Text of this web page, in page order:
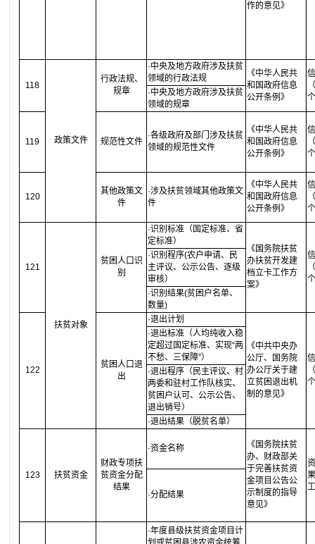
作的意见》
118
政策文件
行政法规、
规章
·中央及地方政府涉及扶贫
领域的行政法规
《中华人民共
和国政府信息
公开条例》
·中央及地方政府涉及扶贫
领域的规章
119 规范性文件
·各级政府及部门涉及扶贫
领域的规范性文件
《中华人民共
和国政府信息
公开条例》
120
其他政策文
件
·涉及扶贫领域其他政策文
件
《中华人民共
和国政府信息
公开条例》
121
扶贫对象
贫困人口识
别
·识别标准（国定标准、省
定标准）
《国务院扶贫
办扶贫开发建
档立卡工作方
案》
·识别程序(农户申请、民
主评议、公示公告、逐级
审核）
·识别结果(贫困户名单、
数量)
122
贫困人口退
出
·退出计划
《中共中央办
公厅、国务院
办公厅关于建
立贫困退出机
制的意见》
·退出标准（人均纯收入稳
定超过国定标准、实现“两
不愁、三保障”）
·退出程序（民主评议、村
两委和驻村工作队核实、
贫困户认可、公示公告、
退出销号）
·退出结果（脱贫名单）
123 扶贫资金
财政专项扶
贫资金分配
结果
·资金名称
《国务院扶贫
办、财政部关
于完善扶贫资
金项目公告公
示制度的指导
意见》
·分配结果
·年度县级扶贫资金项目计